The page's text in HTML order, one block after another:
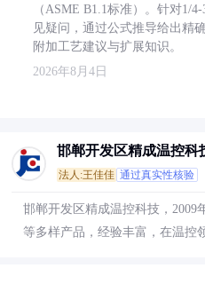
（ASME B1.1标准）。针对1/
见疑问，通过公式推导给出精
附加工艺建议与扩展知识。
2026年8月4日
邯郸开发区精成温控科
法人:王佳佳 通过真实性核验
邯郸开发区精成温控科技，2009
等多样产品，经验丰富，在温控